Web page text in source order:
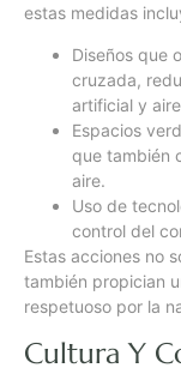
estas medidas
Diseños que
cruzada,
artificial y
Espacios
que también
aire.
Uso de
control del
Estas acciones no
también propician
respetuoso por la
Cultura Y